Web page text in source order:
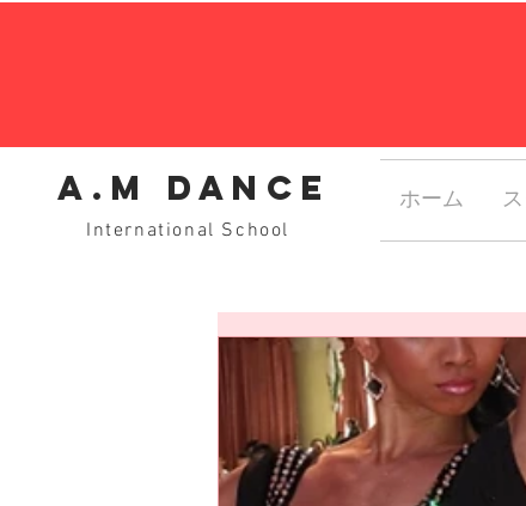
A.M dance
International School
ホーム